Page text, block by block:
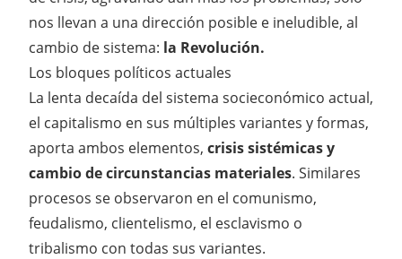
nos llevan a una dirección posible e ineludible, al
cambio de sistema: la Revolución.
Los bloques políticos actuales
La lenta decaída del sistema socieconómico actual,
el capitalismo en sus múltiples variantes y formas,
aporta ambos elementos, crisis sistémicas y
cambio de circunstancias materiales. Similares
procesos se observaron en el comunismo,
feudalismo, clientelismo, el esclavismo o
tribalismo con todas sus variantes.